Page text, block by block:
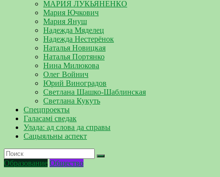
МАРИЯ ЛУКЬЯНЕНКО
Мария Ючкович
Мария Януш
Надежда Мяделец
Надежда Нестерёнок
Наталья Новицкая
Наталья Портянко
Нина Милюкова
Олег Войнич
Юрий Виноградов
Светлана Шашко-Шаблинская
Светлана Кукуть
Спецпроекты
Галасамі сведак
Улада: ад слова да справы
Сацыяльны аспект
Образование Общество